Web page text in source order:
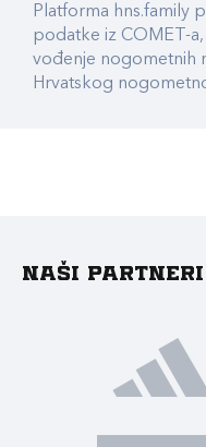
Platforma hns.family
podatke iz COMET-
vođenje nogometnih
Hrvatskog
Naši partneri